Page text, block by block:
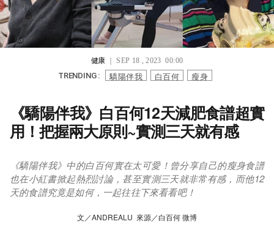
健康｜ SEP 18 , 2023 00:00
TRENDING : 驕陽伴我 白百何 瘦身
《驕陽伴我》白百何12天減肥食譜超實
用！把握兩大原則~實測三天就有感
《驕陽伴我》中的白百何實在太可愛！曾分享自己的瘦身食譜
也在小紅書掀起熱烈討論，甚至實測三天就非常有感，而他12
天的食譜究竟是如何，一起往往下來看看吧！
文／ANDREALU 來源／白百何 微博